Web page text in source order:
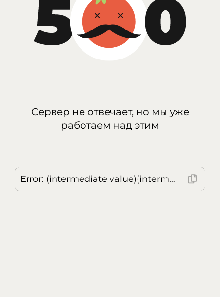
Сервер не отвечает, но мы уже
работаем над этим
Error: (intermediate value)(intermediate value)(intermediate value).replaceAll is not a function